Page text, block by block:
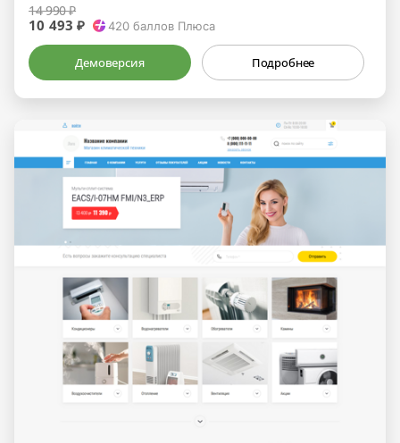
14 990 ₽
10 493 ₽ 420баллов Плюса
Демоверсия Подробнее